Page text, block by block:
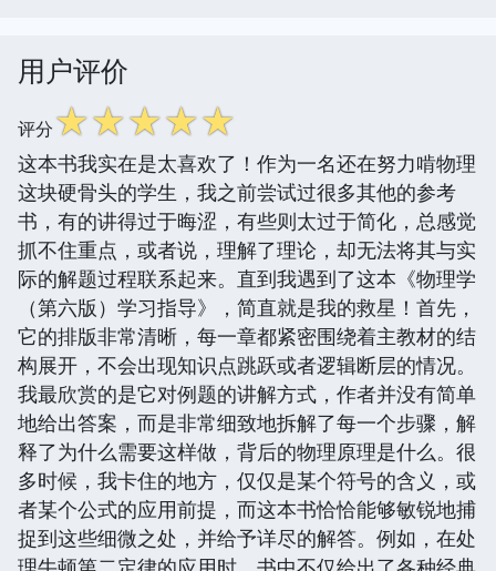
用户评价
评分☆☆☆☆☆
这本书我实在是太喜欢了！作为一名还在努力啃物理
这块硬骨头的学生，我之前尝试过很多其他的参考
书，有的讲得过于晦涩，有些则太过于简化，总感觉
抓不住重点，或者说，理解了理论，却无法将其与实
际的解题过程联系起来。直到我遇到了这本《物理学
（第六版）学习指导》，简直就是我的救星！首先，
它的排版非常清晰，每一章都紧密围绕着主教材的结
构展开，不会出现知识点跳跃或者逻辑断层的情况。
我最欣赏的是它对例题的讲解方式，作者并没有简单
地给出答案，而是非常细致地拆解了每一个步骤，解
释了为什么需要这样做，背后的物理原理是什么。很
多时候，我卡住的地方，仅仅是某个符号的含义，或
者某个公式的应用前提，而这本书恰恰能够敏锐地捕
捉到这些细微之处，并给予详尽的解答。例如，在处